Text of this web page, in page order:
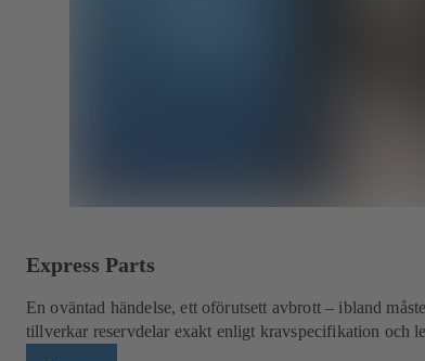
Express Parts
En oväntad händelse, ett oförutsett avbrott – ibland
tillverkar reservdelar exakt enligt kravspecifikation och